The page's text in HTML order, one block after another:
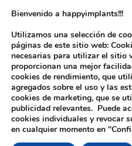
Inicio/ Productos
Bienvenido a happyimplants!!!
Utilizamos una selección de
páginas de este sitio web:
necesarias para utilizar el sitio
proporcionan una mejor
cookies de rendimiento, que
agregados sobre el uso y las
cookies de marketing, que se
publicidad relevantes. Puede
cookies individuales y revocar
en cualquier momento en